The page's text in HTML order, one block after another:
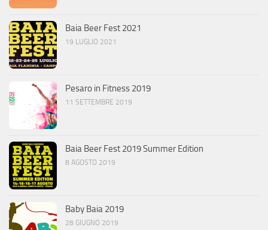
Baia Beer Fest 2021
19 LUGLIO 2021
Pesaro in Fitness 2019
11 SETTEMBRE 2019
Baia Beer Fest 2019 Summer Edition
8 AGOSTO 2019
Baby Baia 2019
28 GIUGNO 2019